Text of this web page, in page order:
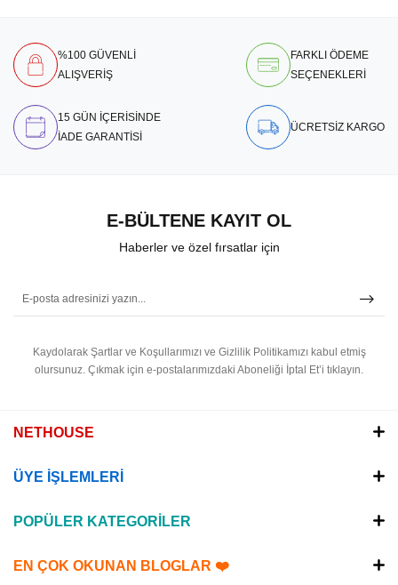
%100 GÜVENLİ
ALIŞVERİŞ
FARKLI ÖDEME
SEÇENEKLERİ
15 GÜN İÇERİSİNDE
İADE GARANTİSİ
ÜCRETSİZ KARGO
E-BÜLTENE KAYIT OL
Haberler ve özel fırsatlar için
Kaydolarak Şartlar ve Koşullarımızı ve Gizlilik Politikamızı kabul etmiş
olursunuz. Çıkmak için e-postalarımızdaki Aboneliği İptal Et’i tıklayın.
NETHOUSE
ÜYE İŞLEMLERİ
POPÜLER KATEGORİLER
EN ÇOK OKUNAN BLOGLAR ❤️